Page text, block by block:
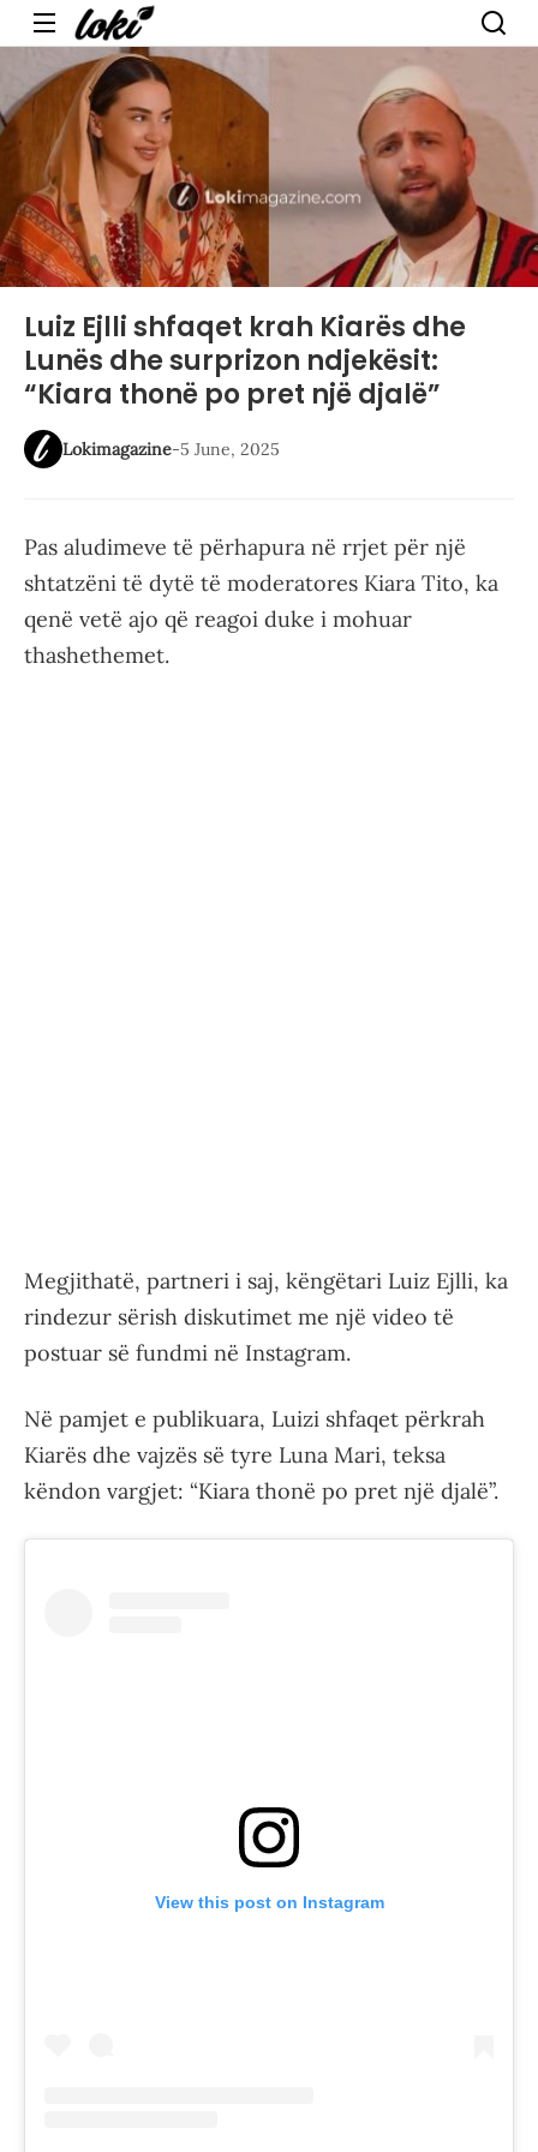
Menu
Luiz Ejlli shfaqet krah Kiarës dhe
Lunës dhe surprizon ndjekësit:
“Kiara thonë po pret një djalë”
Lokimagazine-5 June, 2025
Pas aludimeve të përhapura në rrjet për një
shtatzëni të dytë të moderatores Kiara Tito, ka
qenë vetë ajo që reagoi duke i mohuar
thashethemet.
Megjithatë, partneri i saj, këngëtari Luiz Ejlli, ka
rindezur sërish diskutimet me një video të
postuar së fundmi në Instagram.
Në pamjet e publikuara, Luizi shfaqet përkrah
Kiarës dhe vajzës së tyre Luna Mari, teksa
këndon vargjet: “Kiara thonë po pret një djalë”.
View this post on Instagram